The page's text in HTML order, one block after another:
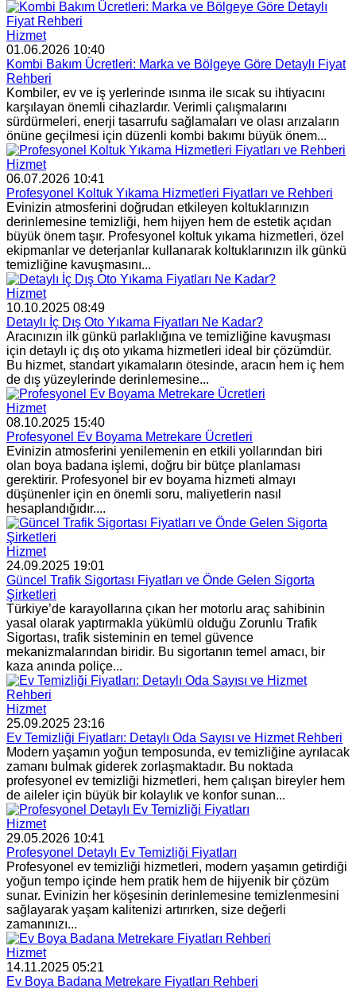
Hizmet
01.06.2026 10:40
Kombi Bakım Ücretleri: Marka ve Bölgeye Göre Detaylı Fiyat
Rehberi
Kombiler, ev ve iş yerlerinde ısınma ile sıcak su ihtiyacını
karşılayan önemli cihazlardır. Verimli çalışmalarını
sürdürmeleri, enerji tasarrufu sağlamaları ve olası arızaların
önüne geçilmesi için düzenli kombi bakımı büyük önem...
Hizmet
06.07.2026 10:41
Profesyonel Koltuk Yıkama Hizmetleri Fiyatları ve Rehberi
Evinizin atmosferini doğrudan etkileyen koltuklarınızın
derinlemesine temizliği, hem hijyen hem de estetik açıdan
büyük önem taşır. Profesyonel koltuk yıkama hizmetleri, özel
ekipmanlar ve deterjanlar kullanarak koltuklarınızın ilk günkü
temizliğine kavuşmasını...
Hizmet
10.10.2025 08:49
Detaylı İç Dış Oto Yıkama Fiyatları Ne Kadar?
Aracınızın ilk günkü parlaklığına ve temizliğine kavuşması
için detaylı iç dış oto yıkama hizmetleri ideal bir çözümdür.
Bu hizmet, standart yıkamaların ötesinde, aracın hem iç hem
de dış yüzeylerinde derinlemesine...
Hizmet
08.10.2025 15:40
Profesyonel Ev Boyama Metrekare Ücretleri
Evinizin atmosferini yenilemenin en etkili yollarından biri
olan boya badana işlemi, doğru bir bütçe planlaması
gerektirir. Profesyonel bir ev boyama hizmeti almayı
düşünenler için en önemli soru, maliyetlerin nasıl
hesaplandığıdır....
Hizmet
24.09.2025 19:01
Güncel Trafik Sigortası Fiyatları ve Önde Gelen Sigorta
Şirketleri
Türkiye’de karayollarına çıkan her motorlu araç sahibinin
yasal olarak yaptırmakla yükümlü olduğu Zorunlu Trafik
Sigortası, trafik sisteminin en temel güvence
mekanizmalarından biridir. Bu sigortanın temel amacı, bir
kaza anında poliçe...
Hizmet
25.09.2025 23:16
Ev Temizliği Fiyatları: Detaylı Oda Sayısı ve Hizmet Rehberi
Modern yaşamın yoğun temposunda, ev temizliğine ayrılacak
zamanı bulmak giderek zorlaşmaktadır. Bu noktada
profesyonel ev temizliği hizmetleri, hem çalışan bireyler hem
de aileler için büyük bir kolaylık ve konfor sunan...
Hizmet
29.05.2026 10:41
Profesyonel Detaylı Ev Temizliği Fiyatları
Profesyonel ev temizliği hizmetleri, modern yaşamın getirdiği
yoğun tempo içinde hem pratik hem de hijyenik bir çözüm
sunar. Evinizin her köşesinin derinlemesine temizlenmesini
sağlayarak yaşam kalitenizi artırırken, size değerli
zamanınızı...
Hizmet
14.11.2025 05:21
Ev Boya Badana Metrekare Fiyatları Rehberi